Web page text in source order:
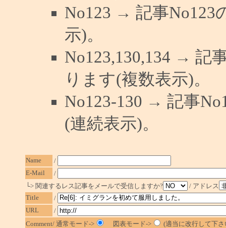
No123 → 記事No123
示)。
No123,130,134 → 記
ります(複数表示)。
No123-130 → 記事
(連続表示)。
Name
/
E-Mail
/
└> 関連するレス記事をメールで受信しますか?
/ アドレス
Title
/
URL
/
Comment/ 通常モード->
図表モード-> (適当に改行して下